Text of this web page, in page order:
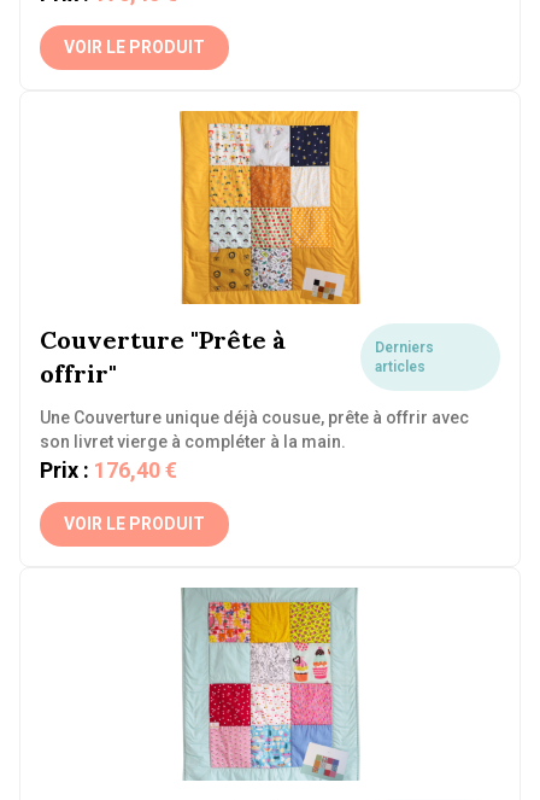
VOIR LE PRODUIT
Couverture "Prête à
offrir"
Derniers
articles
Une Couverture unique déjà cousue, prête à offrir avec
son livret vierge à compléter à la main.
Prix : 176,40 €
VOIR LE PRODUIT